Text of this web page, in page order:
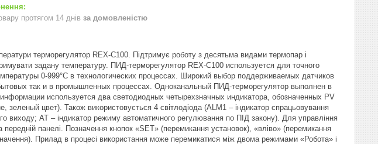
протягом 14 днів за домовленістю
терморегулятор REX-C100. Підтримує роботу з десятьма видами термопар і
задану температуру. ПИД-терморегулятор REX-C100 используется для точного
0-999°С в технологических процессах. Широкий выбор поддерживаемых датчиков
так и в промышленных процессах. Одноканальный ПИД-терморегулятор выполнен в
используется два светодиодных четырехзначных индикатора, обозначенных PV
цвет). Також використовується 4 світлодіода (ALM1 – індикатор спрацьовування
виходу; АТ – індикатор режиму автоматичного регулювання по ПІД закону). Для управління
панелі. Позначення кнопок «SET» (перемикання установок), «вліво» (перемикання
Прилад в процесі використання може перемикатися між двома режимами «Робота» і